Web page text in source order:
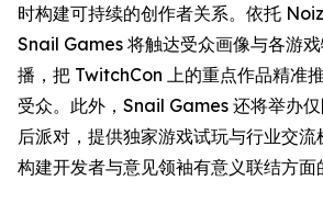
时构建可持续的创作者关系。依托
Snail Games 将触达受众画像与各游
播，把 TwitchCon 上的重点作品精准
受众。此外，Snail Games 还将举办
后派对，提供独家游戏试玩与行业交
构建开发者与意见领袖有意义联结方面